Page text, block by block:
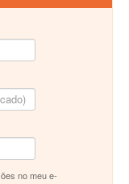
no meu e-